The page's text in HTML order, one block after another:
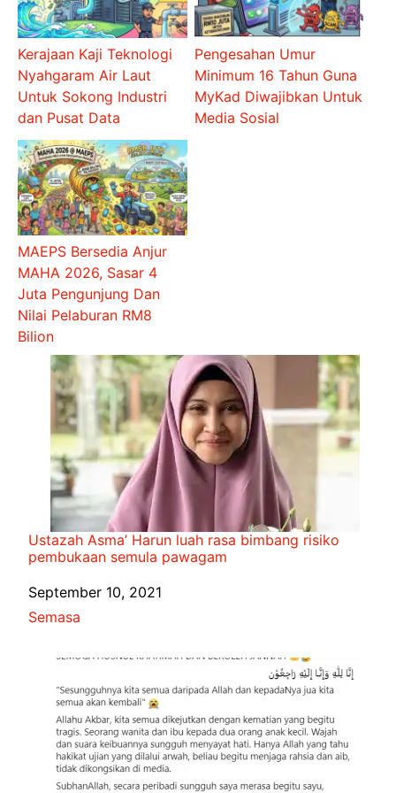
Kerajaan Kaji Teknologi
Nyahgaram Air Laut
Untuk Sokong Industri
dan Pusat Data
Pengesahan Umur
Minimum 16 Tahun Guna
MyKad Diwajibkan Untuk
Media Sosial
MAEPS Bersedia Anjur
MAHA 2026, Sasar 4
Juta Pengunjung Dan
Nilai Pelaburan RM8
Bilion
Ustazah Asma’ Harun luah rasa bimbang risiko
pembukaan semula pawagam
Date
September 10, 2021
In relation to
Semasa